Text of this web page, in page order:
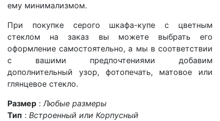
ему минимализмом.
При покупке серого шкафа-купе с цветным
стеклом на заказ вы можете выбрать его
оформление самостоятельно, а мы в соответствии
с вашими предпочтениями добавим
дополнительный узор, фотопечать, матовое или
глянцевое стекло.
Размер :Любые размеры
Тип : Встроенный или Корпусный